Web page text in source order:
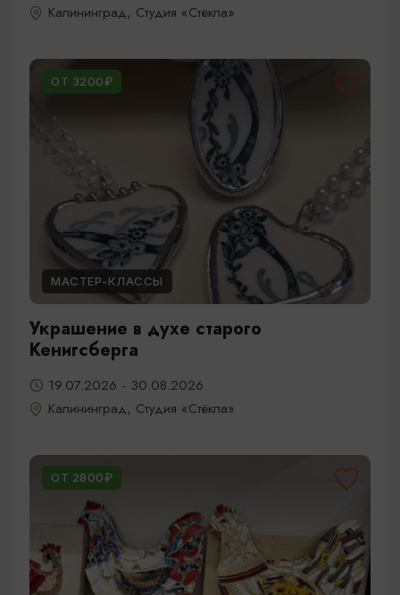
Калининград, Студия «Стёкла»
ОТ 3200₽
МАСТЕР-КЛАССЫ
Украшение в духе старого
Кенигсберга
19.07.2026 - 30.08.2026
Калининград, Студия «Стёкла»
ОТ 2800₽